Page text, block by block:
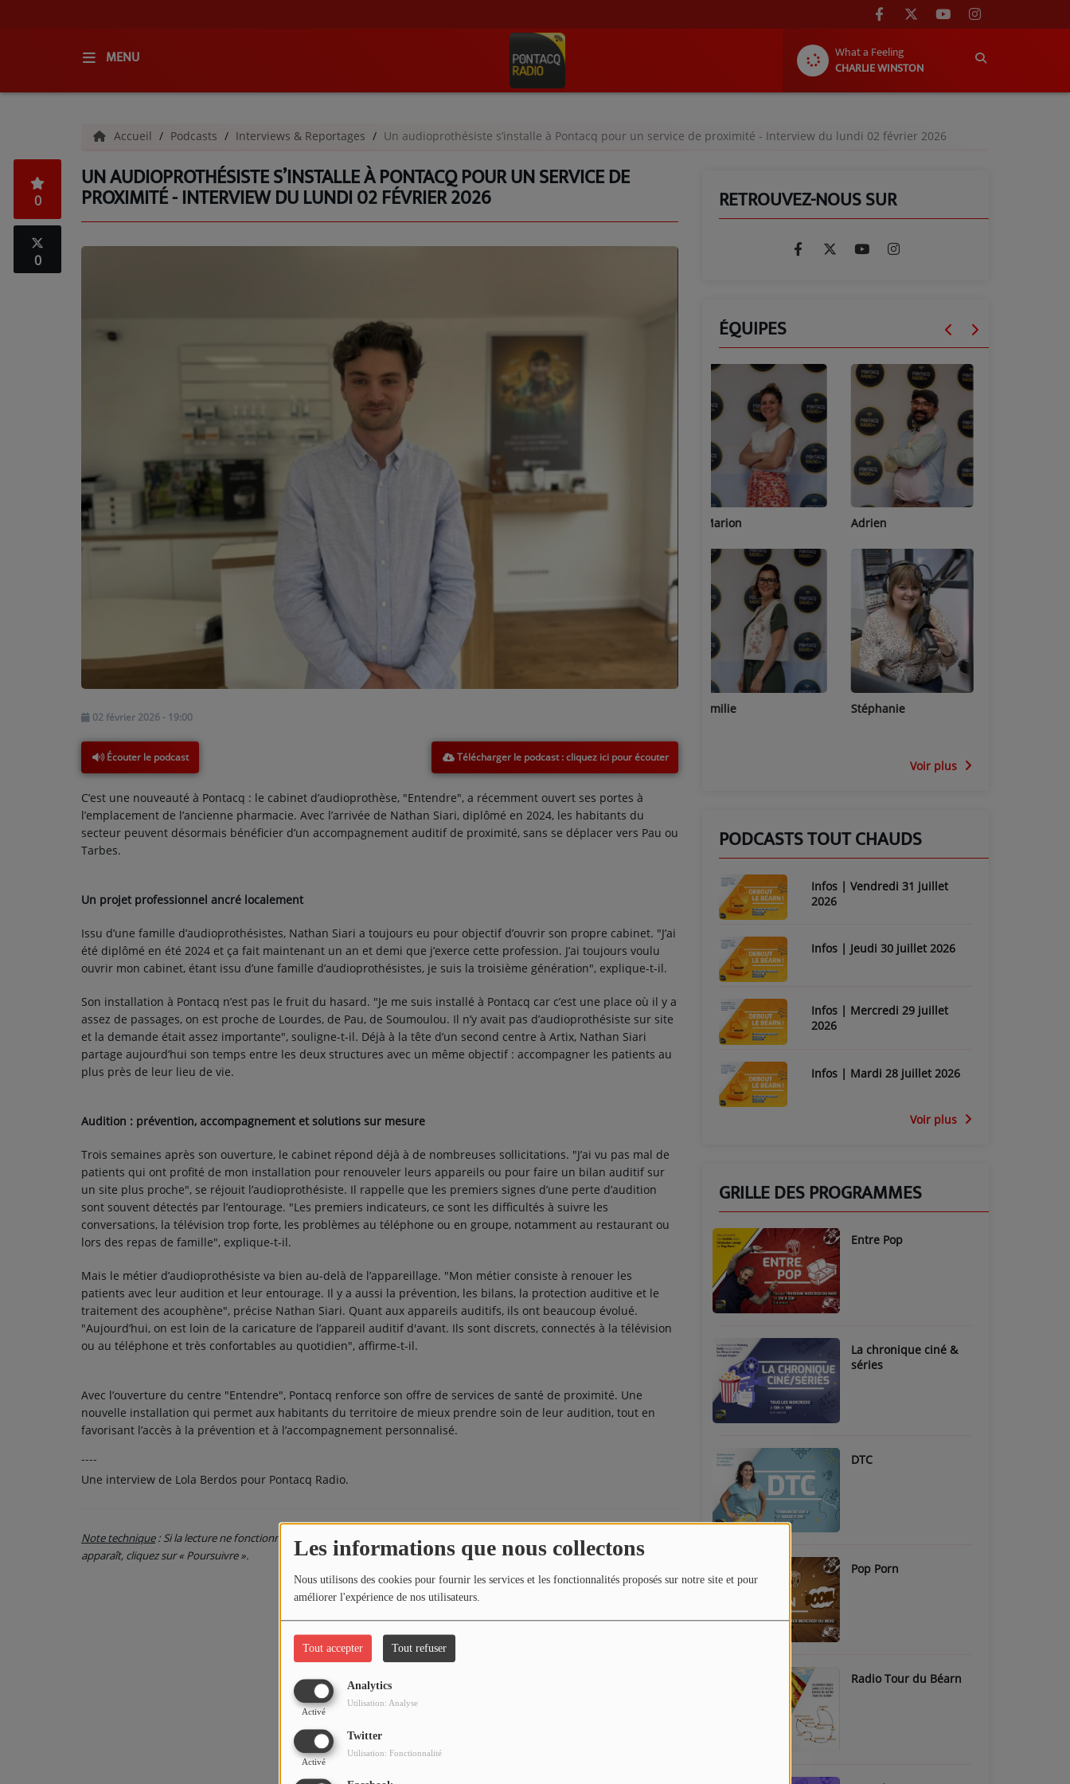
Les informations que nous collectons
Nous utilisons des cookies pour fournir les services et les fonctionnalités proposés sur notre site et pour
améliorer l'expérience de nos utilisateurs.
Tout accepter Tout refuser
Analytics
Activé
Utilisation: Analyse
Twitter
Activé
Utilisation: Fonctionnalité
MENU
What a Feeling
CHARLIE WINSTON
QUI SOMMES-NOUS ?
GRILLE DES PROGRAMMES
C'ÉTAIT QUOI CE TITRE ?
ANNONCEURS & ESPACE PRO
L'INFORMATION
RECRUTEMENT
VENEZ DANS LE PUBLIC !
CRÉATIONS AUDIOVISUELLES
L'ŒIL DE L'OIE | PRÉSENTATION
VIDÉOS | L’ŒIL DE L'OIE
VIDÉOS | JEUX
PARTENAIRES
Accueil Podcasts Interviews & Reportages Un audioprothésiste s’installe à Pontacq pour un service de proximité - Interview du lundi 02 février 2026
UN AUDIOPROTHÉSISTE S’INSTALLE À PONTACQ POUR UN SERVICE DE
PROXIMITÉ - INTERVIEW DU LUNDI 02 FÉVRIER 2026
0
0
02 février 2026 - 19:00
Écouter le podcast Télécharger le podcast
C’est une nouveauté à Pontacq : le cabinet d’audioprothèse, "Entendre", a récemment ouvert ses portes à
l’emplacement de l’ancienne pharmacie. Avec l’arrivée de Nathan Siari, diplômé en 2024, les habitants du
secteur peuvent désormais bénéficier d’un accompagnement auditif de proximité, sans se déplacer vers Pau ou
Tarbes.
Un projet professionnel ancré localement
Issu d’une famille d’audioprothésistes, Nathan Siari a toujours eu pour objectif d’ouvrir son propre cabinet. "J’ai
été diplômé en été 2024 et ça fait maintenant un an et demi que j’exerce cette profession. J’ai toujours voulu
ouvrir mon cabinet, étant issu d’une famille d’audioprothésistes, je suis la troisième génération", explique-t-il.
Son installation à Pontacq n’est pas le fruit du hasard. "Je me suis installé à Pontacq car c’est une place où il y a
assez de passages, on est proche de Lourdes, de Pau, de Soumoulou. Il n’y avait pas d’audioprothésiste sur site
et la demande était assez importante", souligne-t-il. Déjà à la tête d’un second centre à Artix, Nathan Siari
partage aujourd’hui son temps entre les deux structures avec un même objectif : accompagner les patients au
plus près de leur lieu de vie.
Audition : prévention, accompagnement et solutions sur mesure
Trois semaines après son ouverture, le cabinet répond déjà à de nombreuses sollicitations. "J’ai vu pas mal de
patients qui ont profité de mon installation pour renouveler leurs appareils ou pour faire un bilan auditif sur
un site plus proche", se réjouit l’audioprothésiste. Il rappelle que les premiers signes d’une perte d’audition
sont souvent détectés par l’entourage. "Les premiers indicateurs, ce sont les difficultés à suivre les
conversations, la télévision trop forte, les problèmes au téléphone ou en groupe, notamment au restaurant ou
lors des repas de famille", explique-t-il.
Mais le métier d’audioprothésiste va bien au-delà de l’appareillage. "Mon métier consiste à renouer les
patients avec leur audition et leur entourage. Il y a aussi la prévention, les bilans, la protection auditive et le
traitement des acouphène", précise Nathan Siari. Quant aux appareils auditifs, ils ont beaucoup évolué.
"Aujourd’hui, on est loin de la caricature de l’appareil auditif d'avant. Ils sont discrets, connectés à la télévision
ou au téléphone et très confortables au quotidien", affirme-t-il.
Avec l’ouverture du centre "Entendre", Pontacq renforce son offre de services de santé de proximité. Une
nouvelle installation qui permet aux habitants du territoire de mieux prendre soin de leur audition, tout en
favorisant l’accès à la prévention et à l’accompagnement personnalisé.
----
Une interview de Lola Berdos pour Pontacq Radio.
Note technique: Si la lecture ne fonctionne pas, cliquez sur « Télécharger le podcast », et si un message d'alerte ou d'erreur
apparaît, cliquez sur « Poursuivre ».
RETROUVEZ-NOUS SUR
ÉQUIPES
Adrien
Stéphanie
Lucas
Jean-Michel
Voir plus
PODCASTS TOUT CHAUDS
Infos | Vendredi 31 juillet
2026
Infos | Jeudi 30 juillet 2026
Infos | Mercredi 29 juillet
2026
Infos | Mardi 28 juillet 2026
Voir plus
GRILLE DES PROGRAMMES
Entre Pop
La chronique ciné &
séries
DTC
Pop Porn
Radio Tour du Béarn